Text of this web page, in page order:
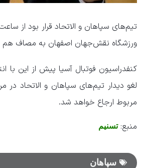
ورزشگاه نقش‌جهان اصفهان به مصاف هم
کنفدراسیون فوتبال آسیا پیش از این با
لغو دیدار تیم‌های سپاهان و الاتحاد
مربوط ارجاع خواهد شد.
منبع:تسنیم
سپاهان